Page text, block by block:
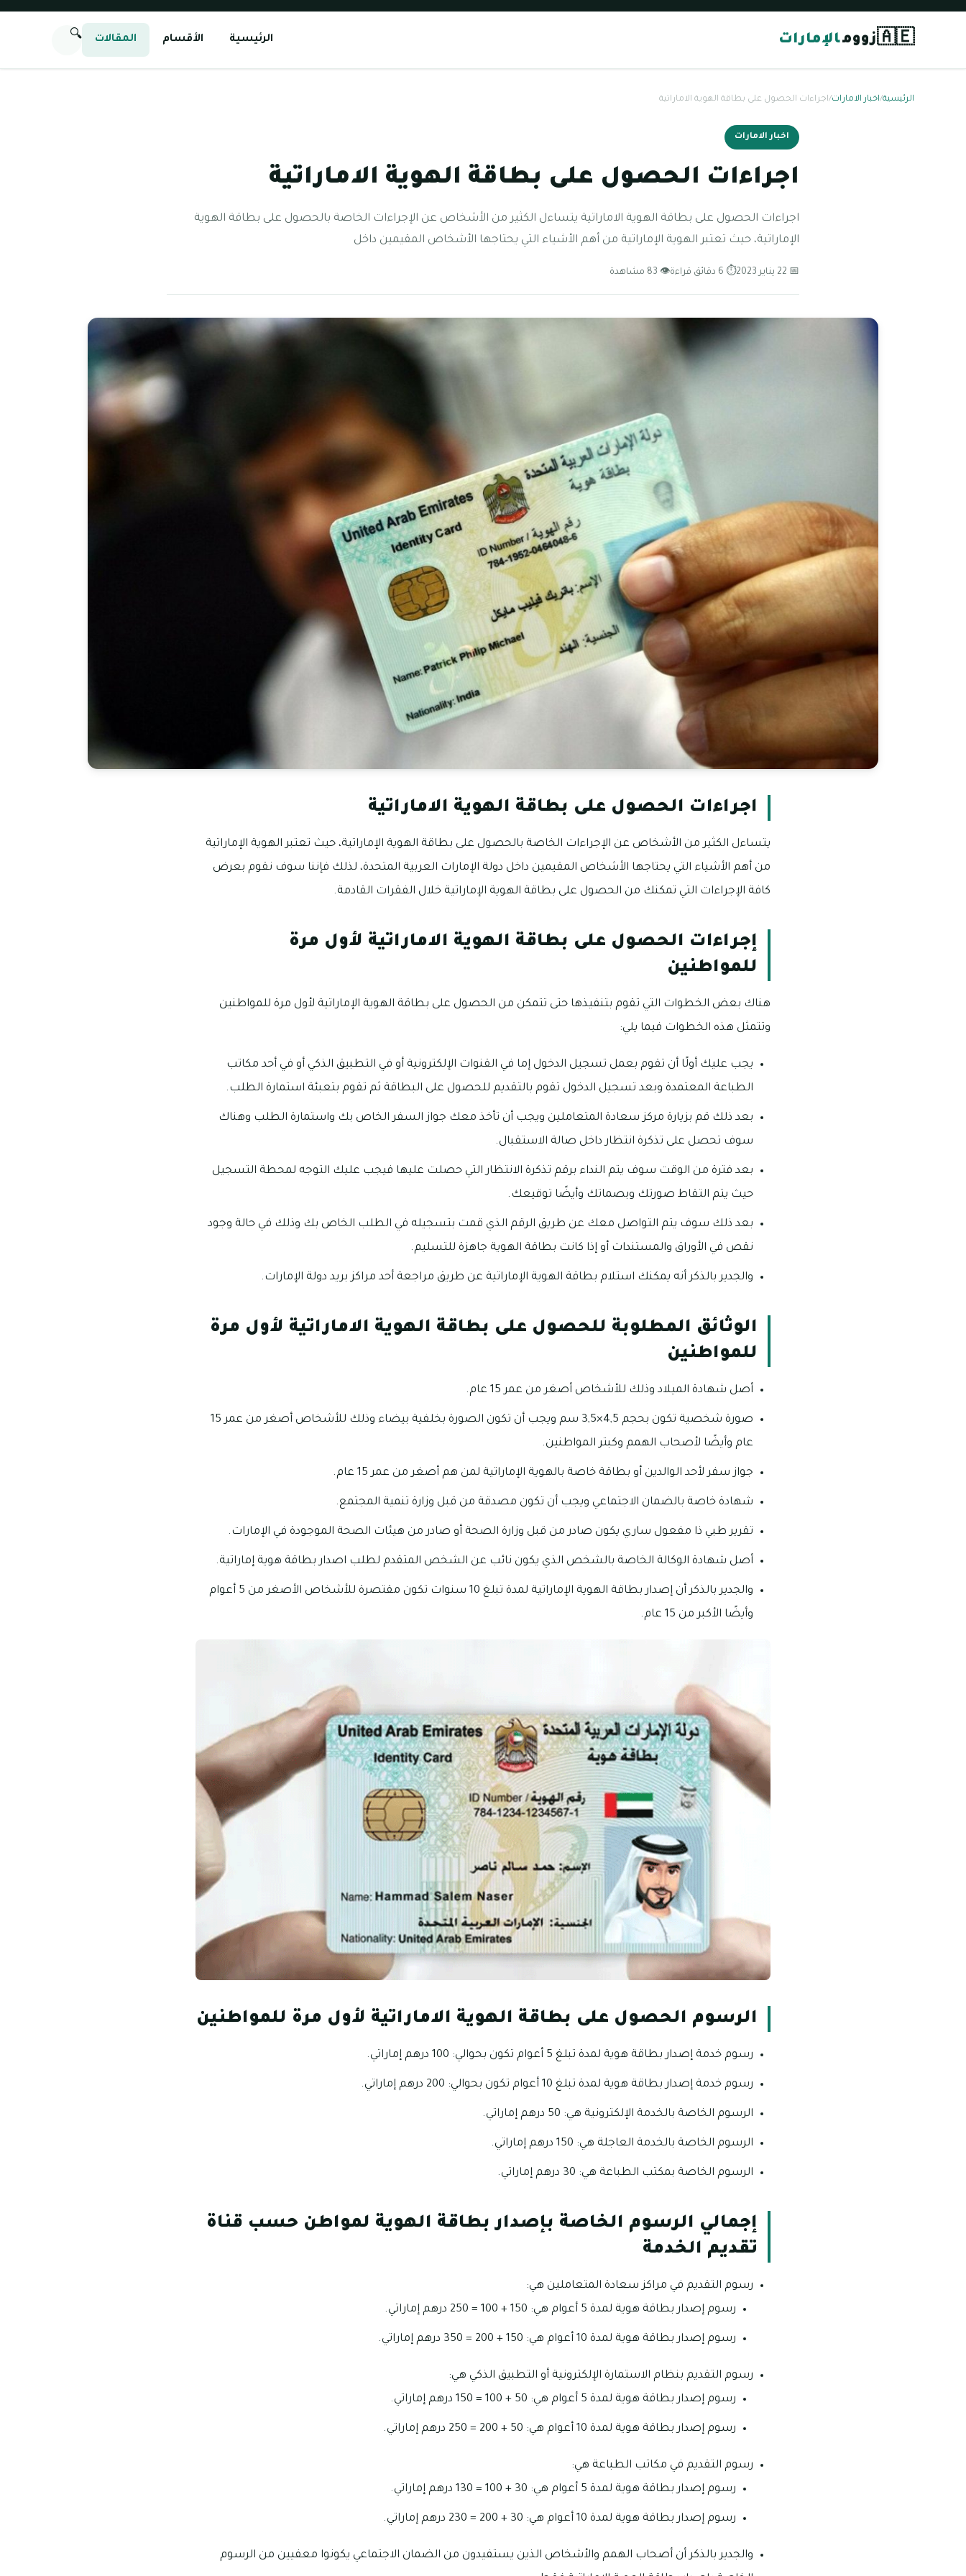
🇦🇪زوومالإمارات الرئيسية الأقسام المقالات 🔍
الرئيسية/اخبار الامارات/اجراءات الحصول على بطاقة الهوية الاماراتية
اخبار الامارات
اجراءات الحصول على بطاقة الهوية الاماراتية
اجراءات الحصول على بطاقة الهوية الاماراتية يتساءل الكثير من الأشخاص عن الإجراءات الخاصة بالحصول على بطاقة الهوية
الإماراتية، حيث تعتبر الهوية الإماراتية من أهم الأشياء التي يحتاجها الأشخاص المقيمين داخل
📅 22 يناير 2023 ⏱ 6 دقائق قراءة 👁 83 مشاهدة
اجراءات الحصول على بطاقة الهوية الاماراتية
يتساءل الكثير من الأشخاص عن الإجراءات الخاصة بالحصول على بطاقة الهوية الإماراتية، حيث تعتبر الهوية الإماراتية
من أهم الأشياء التي يحتاجها الأشخاص المقيمين داخل دولة الإمارات العربية المتحدة، لذلك فإننا سوف نقوم بعرض
كافة الإجراءات التي تمكنك من الحصول على بطاقة الهوية الإماراتية خلال الفقرات القادمة.
إجراءات الحصول على بطاقة الهوية الاماراتية لأول مرة
للمواطنين
هناك بعض الخطوات التي تقوم بتنفيذها حتى تتمكن من الحصول على بطاقة الهوية الإماراتية لأول مرة للمواطنين
وتتمثل هذه الخطوات فيما يلي:
يجب عليك أولًا أن تقوم بعمل تسجيل الدخول إما في القنوات الإلكترونية أو في التطبيق الذكي أو في أحد مكاتب
الطباعة المعتمدة وبعد تسجيل الدخول تقوم بالتقديم للحصول على البطاقة ثم تقوم بتعبئة استمارة الطلب.
بعد ذلك قم بزيارة مركز سعادة المتعاملين ويجب أن تأخذ معك جواز السفر الخاص بك واستمارة الطلب وهناك
سوف تحصل على تذكرة انتظار داخل صالة الاستقبال.
بعد فترة من الوقت سوف يتم النداء برقم تذكرة الانتظار التي حصلت عليها فيجب عليك التوجه لمحطة التسجيل
حيث يتم التقاط صورتك وبصماتك وأيضًا توقيعك.
بعد ذلك سوف يتم التواصل معك عن طريق الرقم الذي قمت بتسجيله في الطلب الخاص بك وذلك في حالة وجود
نقص في الأوراق والمستندات أو إذا كانت بطاقة الهوية جاهزة للتسليم.
والجدير بالذكر أنه يمكنك استلام بطاقة الهوية الإماراتية عن طريق مراجعة أحد مراكز بريد دولة الإمارات.
الوثائق المطلوبة للحصول على بطاقة الهوية الاماراتية لأول مرة
للمواطنين
أصل شهادة الميلاد وذلك للأشخاص أصغر من عمر 15 عام.
صورة شخصية تكون بحجم 4,5×3,5 سم ويجب أن تكون الصورة بخلفية بيضاء وذلك للأشخاص أصغر من عمر 15
عام وأيضًا لأصحاب الهمم وكبتر المواطنين.
جواز سفر لأحد الوالدين أو بطاقة خاصة بالهوية الإماراتية لمن هم أصغر من عمر 15 عام.
شهادة خاصة بالضمان الاجتماعي ويجب أن تكون مصدقة من قبل وزارة تنمية المجتمع.
تقرير طبي ذا مفعول ساري يكون صادر من قبل وزارة الصحة أو صادر من هيئات الصحة الموجودة في الإمارات.
أصل شهادة الوكالة الخاصة بالشخص الذي يكون نائب عن الشخص المتقدم لطلب اصدار بطاقة هوية إماراتية.
والجدير بالذكر أن إصدار بطاقة الهوية الإماراتية لمدة تبلغ 10 سنوات تكون مقتصرة للأشخاص الأصغر من 5 أعوام
وأيضًا الأكبر من 15 عام.
الرسوم الحصول على بطاقة الهوية الاماراتية لأول مرة للمواطنين
رسوم خدمة إصدار بطاقة هوية لمدة تبلغ 5 أعوام تكون بحوالي: 100 درهم إماراتي.
رسوم خدمة إصدار بطاقة هوية لمدة تبلغ 10 أعوام تكون بحوالي: 200 درهم إماراتي.
الرسوم الخاصة بالخدمة الإلكترونية هي: 50 درهم إماراتي.
الرسوم الخاصة بالخدمة العاجلة هي: 150 درهم إماراتي.
الرسوم الخاصة بمكتب الطباعة هي: 30 درهم إماراتي.
إجمالي الرسوم الخاصة بإصدار بطاقة الهوية لمواطن حسب قناة
تقديم الخدمة
رسوم التقديم في مراكز سعادة المتعاملين هي:
رسوم إصدار بطاقة هوية لمدة 5 أعوام هي: 150 + 100 = 250 درهم إماراتي.
رسوم إصدار بطاقة هوية لمدة 10 أعوام هي: 150 + 200 = 350 درهم إماراتي.
رسوم التقديم بنظام الاستمارة الإلكترونية أو التطبيق الذكي هي:
رسوم إصدار بطاقة هوية لمدة 5 أعوام هي: 50 + 100 = 150 درهم إماراتي.
رسوم إصدار بطاقة هوية لمدة 10 أعوام هي: 50 + 200 = 250 درهم إماراتي.
رسوم التقديم في مكاتب الطباعة هي:
رسوم إصدار بطاقة هوية لمدة 5 أعوام هي: 30 + 100 = 130 درهم إماراتي.
رسوم إصدار بطاقة هوية لمدة 10 أعوام هي: 30 + 200 = 230 درهم إماراتي.
والجدير بالذكر أن أصحاب الهمم والأشخاص الذين يستفيدون من الضمان الاجتماعي يكونوا معفيين من الرسوم